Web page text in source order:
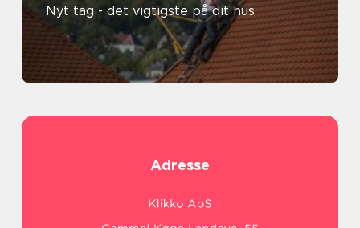
Nyt tag - det vigtigste på dit hus
Adresse